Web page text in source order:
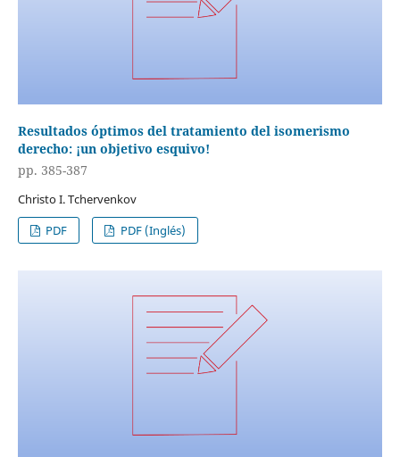
Resultados óptimos del tratamiento del isomerismo
derecho: ¡un objetivo esquivo!
pp. 385-387
Christo I. Tchervenkov
PDF
PDF (Inglés)